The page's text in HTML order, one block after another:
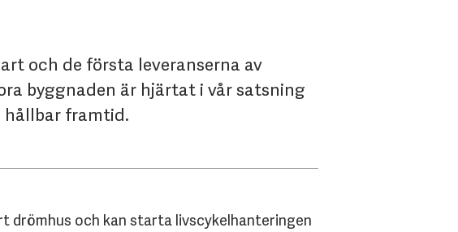
och de första leveranserna av
byggnaden är hjärtat i vår satsning
hållbar framtid.
drömhus och kan starta livscykelhanteringen